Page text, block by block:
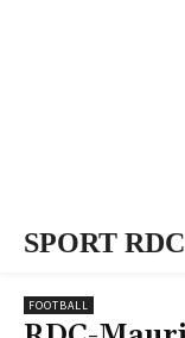
SPORT RDC
FOOTBALL